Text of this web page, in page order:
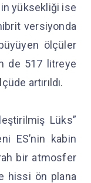
yüksekliği ise
versiyonda
ölçüler
de 517 litreye
artırıldı.
Lüks”
ES’nin kabin
bir atmosfer
hissi ön plana